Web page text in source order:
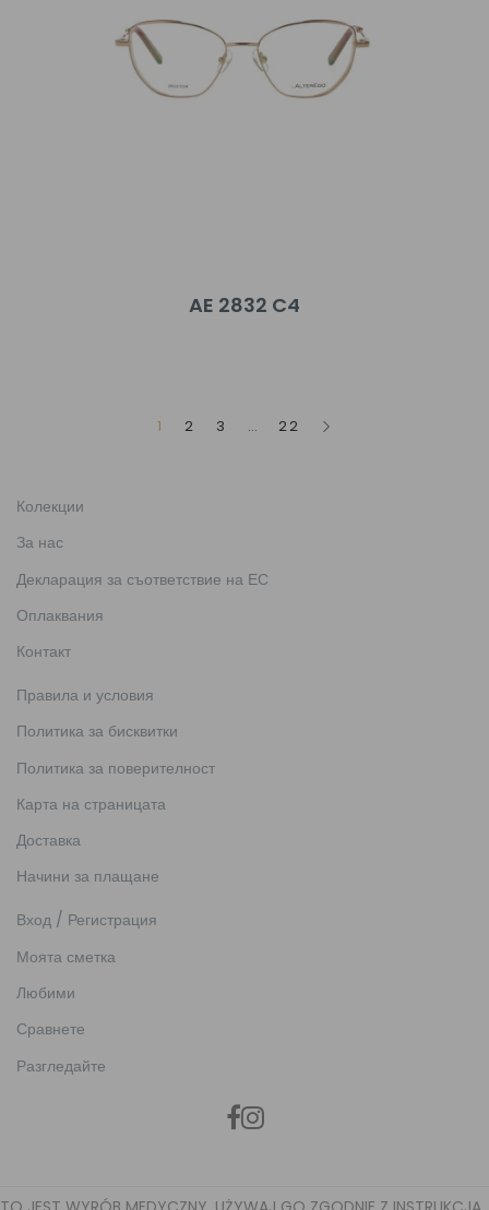
AE 2832 C4
1 2 3 … 22
Колекции
За нас
Декларация за съответствие на ЕС
Оплаквания
Контакт
Правила и условия
Политика за бисквитки
Политика за поверителност
Карта на страницата
Доставка
Начини за плащане
Вход / Регистрация
Моята сметка
Любими
Сравнете
Разгледайте